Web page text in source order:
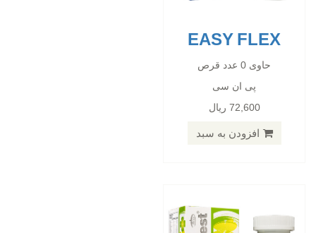
EASY FLEX
حاوی 0 عدد قرص
پی ان سی
72,600 ریال
افزودن به سبد
NUTRA REST
حاوی 0 عدد قرص
پی ان سی
81,000 ریال